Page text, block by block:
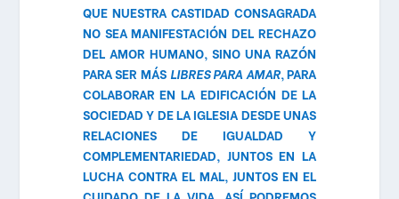
QUE NUESTRA CASTIDAD CONSAGRADA
NO SEA MANIFESTACIÓN DEL RECHAZO
DEL AMOR HUMANO, SINO UNA RAZÓN
PARA SER MÁS LIBRES PARA AMAR, PARA
COLABORAR EN LA EDIFICACIÓN DE LA
SOCIEDAD Y DE LA IGLESIA DESDE UNAS
RELACIONES DE IGUALDAD Y
COMPLEMENTARIEDAD, JUNTOS EN LA
LUCHA CONTRA EL MAL, JUNTOS EN EL